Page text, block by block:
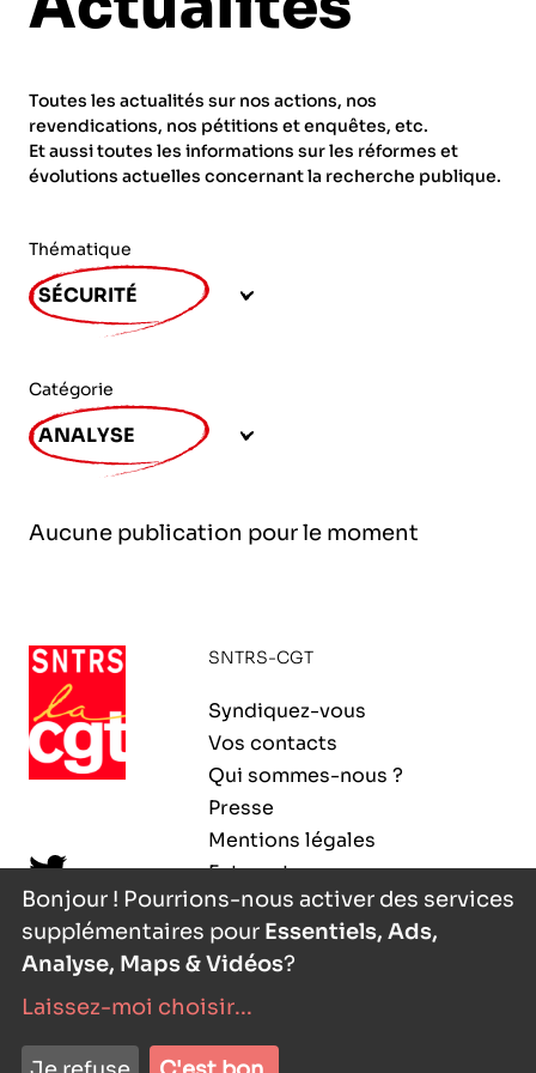
Fonction publique
Actions spécifiques
ORGANISMES
CNRS – Centre national de la recherche
scientifique
INRIA - Institut national de recherche en
INSERM – Institut national de la santé et de la
recherche médicale
développement
INED – Institut national d’études
démographiques
l’exploitation de la mer
AGENDA
PUBLICATIONS
ADHÉRER
Toutes les actualités sur nos actions, nos
revendications, nos pétitions et enquêtes, etc.
Et aussi toutes les informations sur les réformes et
évolutions actuelles concernant la recherche publique.
Thématique
SÉCURITÉ
Catégorie
ANALYSE
Aucune publication pour le moment
SNTRS-CGT
Syndiquez-vous
Vos contacts
Qui sommes-nous ?
Presse
Mentions légales
Extranet
- agence digitale
Bonjour ! Pourrions-nous activer des services
supplémentaires pour Essentiels, Ads,
Analyse, Maps & Vidéos?
Laissez-moi choisir...